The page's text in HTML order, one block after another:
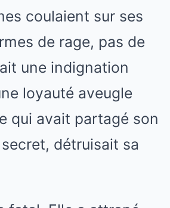
coulaient sur ses
de rage, pas de
une indignation
loyauté aveugle
qui avait partagé son
détruisait sa